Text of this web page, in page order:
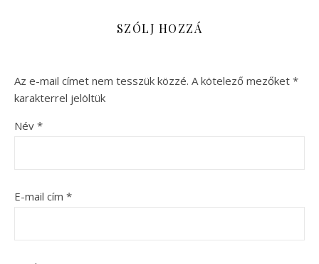
SZÓLJ HOZZÁ
Az e-mail címet nem tesszük közzé. A kötelező mezőket *
karakterrel jelöltük
Név *
E-mail cím *